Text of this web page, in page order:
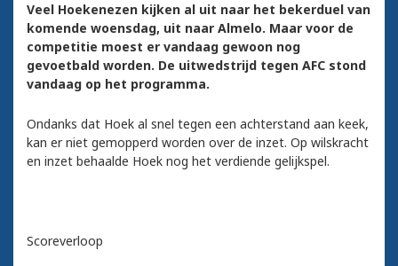
Veel Hoekenezen kijken al uit naar het bekerduel van
komende woensdag, uit naar Almelo. Maar voor de
competitie moest er vandaag gewoon nog
gevoetbald worden. De uitwedstrijd tegen AFC stond
vandaag op het programma.
Ondanks dat Hoek al snel tegen een achterstand aan keek,
kan er niet gemopperd worden over de inzet. Op wilskracht
en inzet behaalde Hoek nog het verdiende gelijkspel.
Scoreverloop